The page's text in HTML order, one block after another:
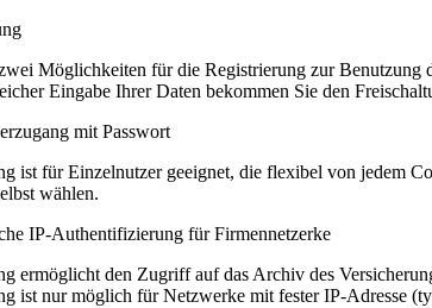
Möglichkeiten für die Registrierung zur Benutzung
Eingabe Ihrer Daten bekommen Sie den
mit Passwort
ist für Einzelnutzer geeignet, die flexibel von jedem
wählen.
IP-Authentifizierung für Firmennetzerke
ermöglicht den Zugriff auf das Archiv des
ist nur möglich für Netzwerke mit fester IP-Adresse